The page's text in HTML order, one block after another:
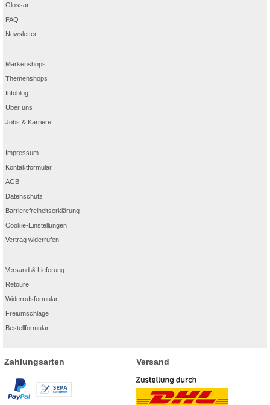
Glossar
FAQ
Newsletter
Markenshops
Themenshops
Infoblog
Über uns
Jobs & Karriere
Impressum
Kontaktformular
AGB
Datenschutz
Barrierefreiheitserklärung
Cookie-Einstellungen
Vertrag widerrufen
Versand & Lieferung
Retoure
Widerrufsformular
Freiumschläge
Bestellformular
Zahlungsarten Versand